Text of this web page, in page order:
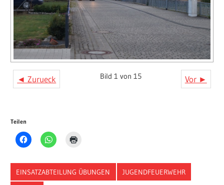
◄ Zurueck Vor ►
Bild 1 von 15
Teilen
EINSATZABTEILUNG ÜBUNGEN JUGENDFEUERWEHR